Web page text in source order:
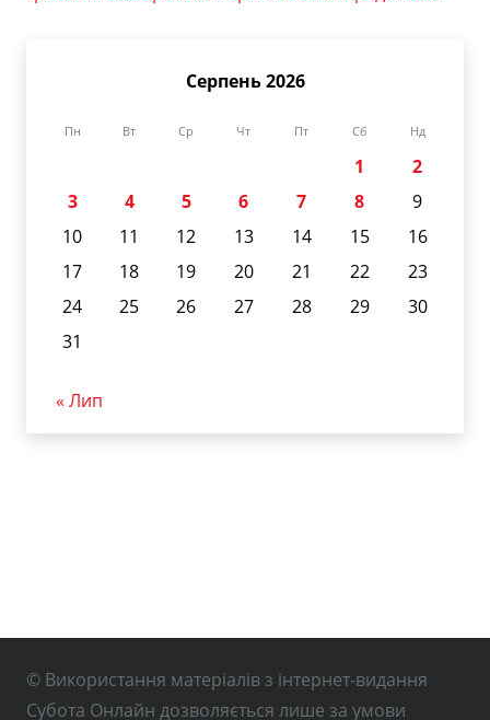
Серпень 2026
Пн Вт Ср Чт Пт Сб Нд
1
2
3
4 5 6 7 8
9
10
11 12 13 14 15
16
17
18 19 20 21 22
23
24
25 26 27 28 29
30
31
« Лип
© Використання матеріалів з інтернет-видання
Субота Онлайн дозволяється лише за умови